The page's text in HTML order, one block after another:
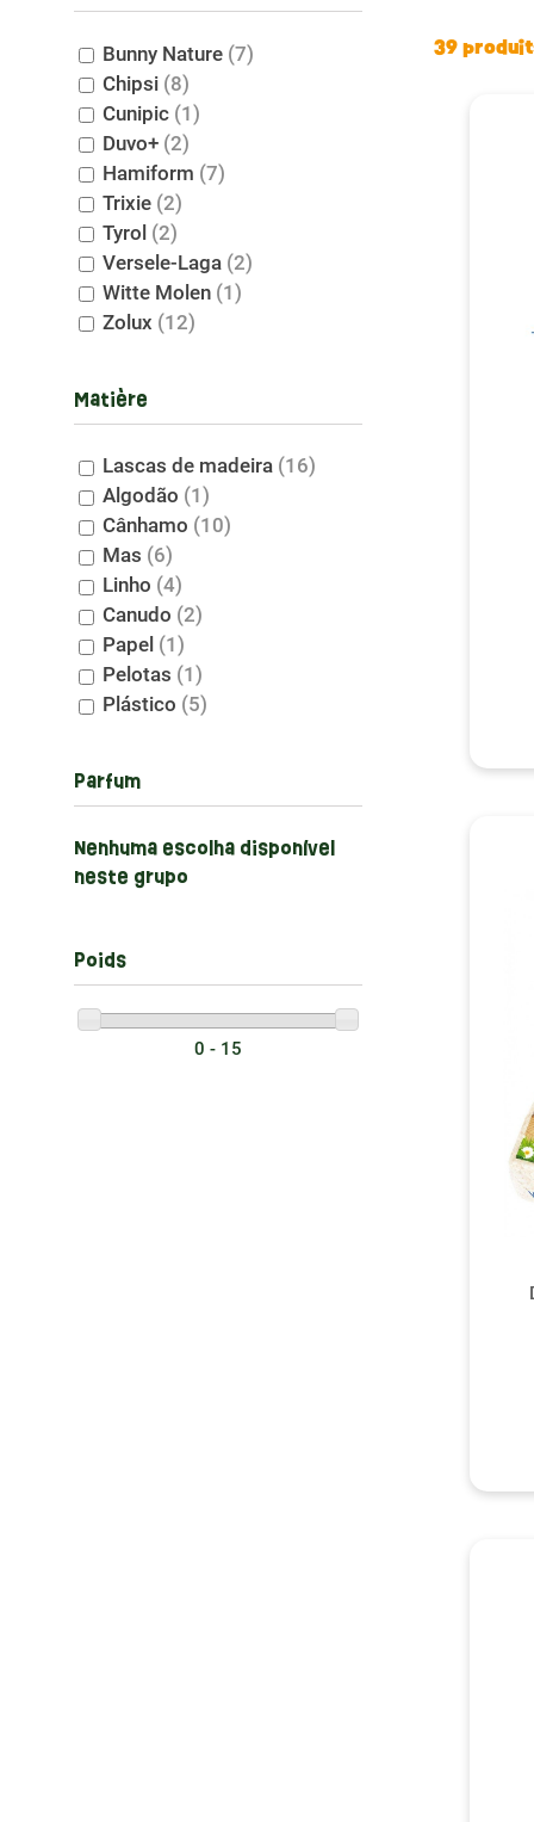
Bunny Nature (7)
Chipsi (8)
Cunipic (1)
Duvo+ (2)
Hamiform (7)
Trixie (2)
Tyrol (2)
Versele-Laga (2)
Witte Molen (1)
Zolux (12)
Matière
Lascas de madeira (16)
Algodão (1)
Cânhamo (10)
Mas (6)
Linho (4)
Canudo (2)
Papel (1)
Pelotas (1)
Plástico (5)
Parfum
Nenhuma escolha disponível
neste grupo
Poids
0 - 15
mantém
39